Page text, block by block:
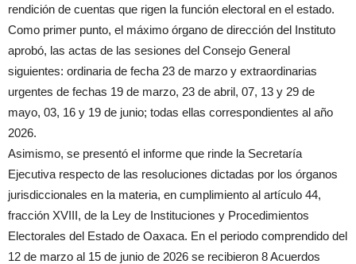
rendición de cuentas que rigen la función electoral en el estado.
Como primer punto, el máximo órgano de dirección del Instituto
aprobó, las actas de las sesiones del Consejo General
siguientes: ordinaria de fecha 23 de marzo y extraordinarias
urgentes de fechas 19 de marzo, 23 de abril, 07, 13 y 29 de
mayo, 03, 16 y 19 de junio; todas ellas correspondientes al año
2026.
Asimismo, se presentó el informe que rinde la Secretaría
Ejecutiva respecto de las resoluciones dictadas por los órganos
jurisdiccionales en la materia, en cumplimiento al artículo 44,
fracción XVIII, de la Ley de Instituciones y Procedimientos
Electorales del Estado de Oaxaca. En el periodo comprendido del
12 de marzo al 15 de junio de 2026 se recibieron 8 Acuerdos